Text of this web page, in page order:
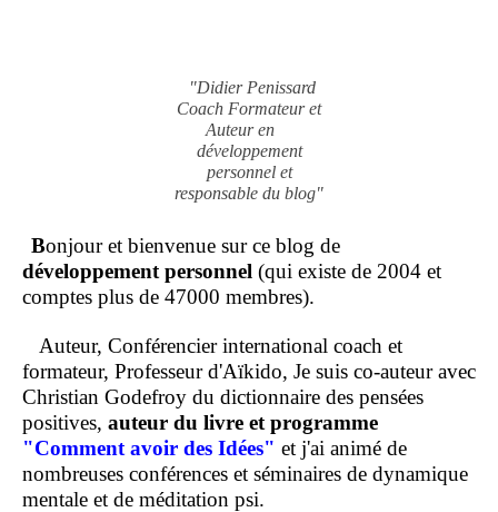
"Didier Penissard
Coach Formateur et
Auteur en
développement
personnel et
responsable du blog"
Bonjour et bienvenue sur ce blog de
développement personnel (qui existe de 2004 et
comptes plus de 47000 membres).
Auteur, Conférencier international coach et
formateur, Professeur d'Aïkido, Je suis co-auteur avec
Christian Godefroy du dictionnaire des pensées
positives, auteur du livre et programme
"Comment avoir des Idées" et j'ai animé de
nombreuses conférences et séminaires de dynamique
mentale et de méditation psi.